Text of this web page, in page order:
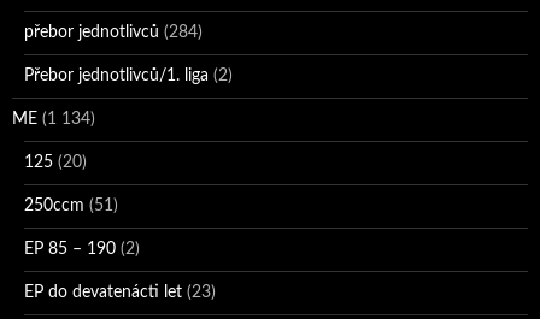
přebor jednotlivců (284)
Přebor jednotlivců/1. liga (2)
ME (1 134)
125 (20)
250ccm (51)
EP 85 – 190 (2)
EP do devatenácti let (23)